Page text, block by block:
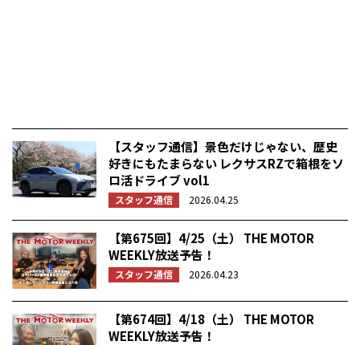
【スタッフ通信】景色だけじゃない、歴史
好きにもたまらない レクサスRZで箱根をソ
ロ活ドライブ vol1
スタッフ通信 2026.04.25
【第675回】4/25（土） THE MOTOR
WEEKLY放送予告！
スタッフ通信 2026.04.23
【第674回】4/18（土） THE MOTOR
WEEKLY放送予告！